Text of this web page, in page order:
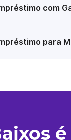
com
para